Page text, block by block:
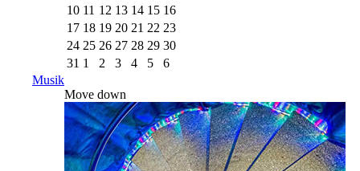
10 11 12 13 14 15 16
17 18 19 20 21 22 23
24 25 26 27 28 29 30
31 1 2 3 4 5
6
Musik
Move down